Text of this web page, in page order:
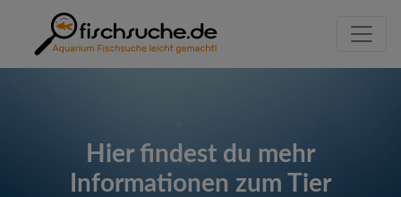
Hier findest du mehr
Informationen zum Tier